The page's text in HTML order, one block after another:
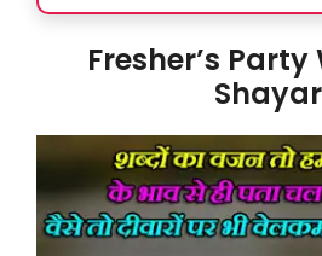
Fresher’s